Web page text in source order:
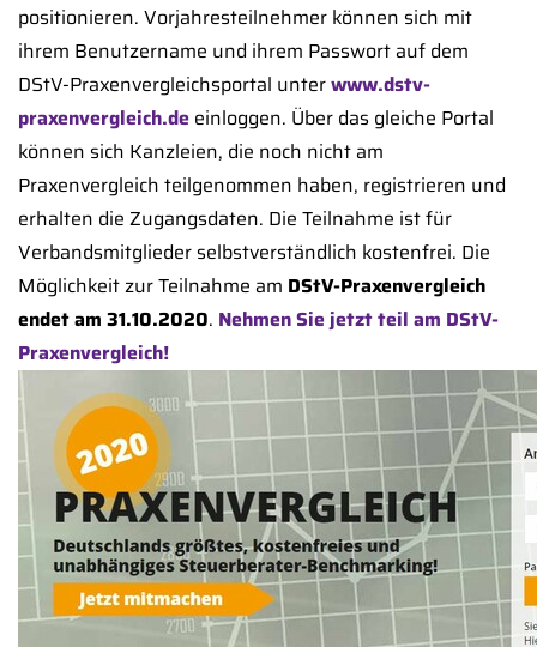
positionieren. Vorjahresteilnehmer können sich mit
ihrem Benutzername und ihrem Passwort auf dem
DStV-Praxenvergleichsportal unterwww.dstv-
praxenvergleich.de einloggen. Über das gleiche Portal
können sich Kanzleien, die noch nicht am
Praxenvergleich teilgenommen haben, registrieren und
erhalten die Zugangsdaten. Die Teilnahme ist für
Verbandsmitglieder selbstverständlich kostenfrei. Die
Möglichkeit zur Teilnahme am DStV-Praxenvergleich
endet am 31.10.2020. Nehmen Sie jetzt teil am DStV-
Praxenvergleich!